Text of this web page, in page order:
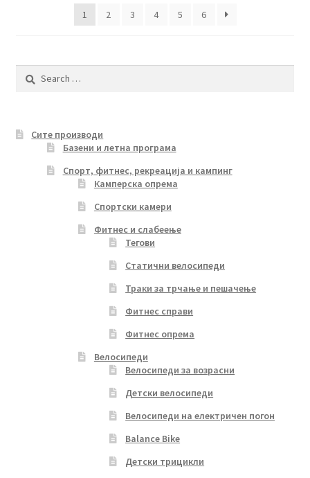
1
2 3 4 5 6
Search
Сите производи
Базени и летна програма
Спорт, фитнес, рекреација и кампинг
Камперска опрема
Спортски камери
Фитнес и слабеење
Тегови
Статични велосипеди
Траки за трчање и пешачење
Фитнес справи
Фитнес опрема
Велосипеди
Велосипеди за возрасни
Детски велосипеди
Велосипеди на електричен погон
Balance Bike
Детски трицикли